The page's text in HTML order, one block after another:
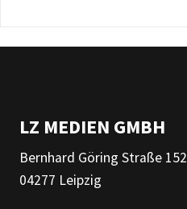
LZ MEDIEN GMBH
Bernhard Göring Straße 152
04277 Leipzig